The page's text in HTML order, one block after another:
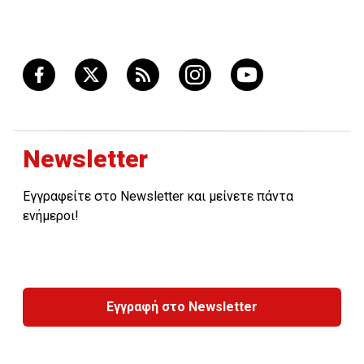
Newsletter
Εγγραφείτε στο Newsletter και μείνετε πάντα
ενήμεροι!
Εγγραφή στο Newsletter